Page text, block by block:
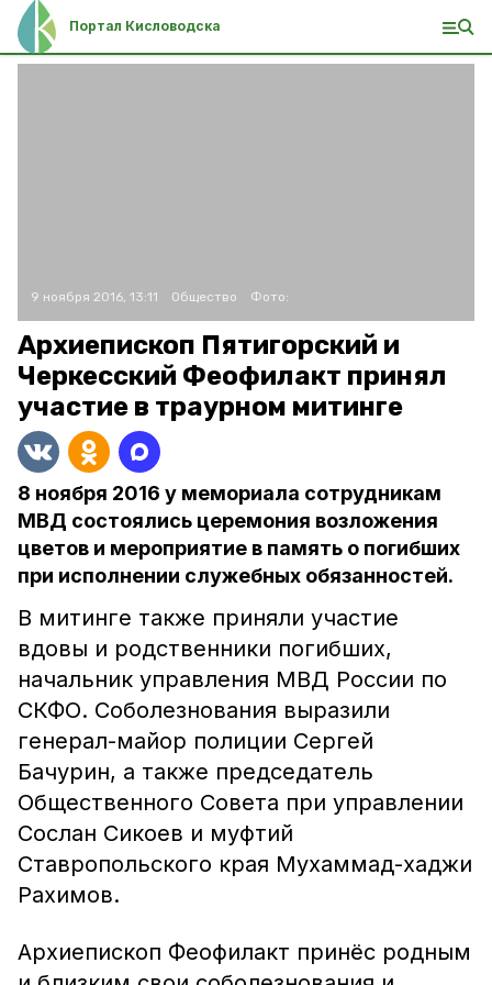
Портал Кисловодска
9 ноября 2016, 13:11 Общество Фото:
Архиепископ Пятигорский и
Черкесский Феофилакт принял
участие в траурном митинге
8 ноября 2016 у мемориала сотрудникам
МВД состоялись церемония возложения
цветов и мероприятие в память о погибших
при исполнении служебных обязанностей.
В митинге также приняли участие
вдовы и родственники погибших,
начальник управления МВД России по
СКФО. Соболезнования выразили
генерал-майор полиции Сергей
Бачурин, а также председатель
Общественного Совета при управлении
Сослан Сикоев и муфтий
Ставропольского края Мухаммад-хаджи
Рахимов.
Архиепископ Феофилакт принёс родным